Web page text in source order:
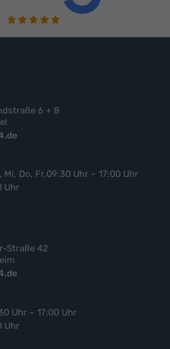
6 + 8
Mi, Do, Fr,09:30 Uhr – 17:00 Uhr
Uhr
Straße 42
Uhr – 17:00 Uhr
Uhr